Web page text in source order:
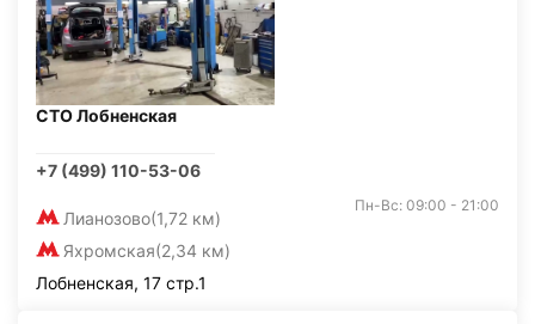
СТО Лобненская
+7 (499) 110-53-06
Лианозово(1,72 км)
Яхромская(2,34 км)
Пн-Вс: 09:00 - 21:00
Лобненская, 17 стр.1